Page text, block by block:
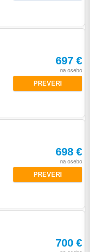
697 €
na osebo
PREVERI
698 €
na osebo
PREVERI
700 €